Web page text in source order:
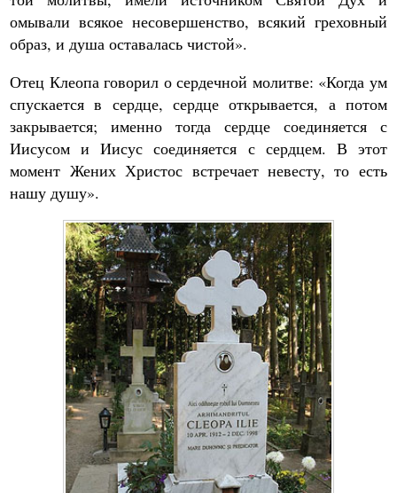
омывали всякое несовершенство, всякий греховный
образ, и душа оставалась чистой».
Отец Клеопа говорил о сердечной молитве: «Когда ум
спускается в сердце, сердце открывается, а потом
закрывается; именно тогда сердце соединяется с
Иисусом и Иисус соединяется с сердцем. В этот
момент Жених Христос встречает невесту, то есть
нашу душу».